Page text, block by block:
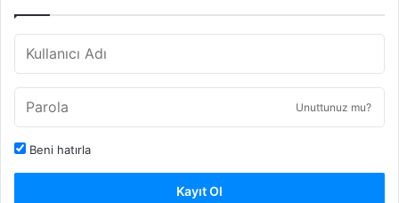
Unuttunuz mu?
Beni hatırla
Kayıt Ol